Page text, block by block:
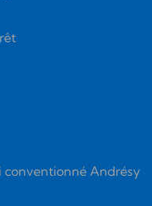
conventionné Andrésy